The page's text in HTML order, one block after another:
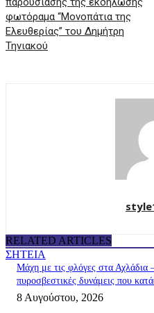
φωτόραμα “Μονοπάτια της
Ελευθερίας” του Δημήτρη
Τηνιακού
RELATED ARTICLES
ΣΗΤΕΙΑ
Μάχη με τις φλόγες στα Αχλάδια
πυροσβεστικές δυνάμεις που
8 Αυγούστου, 2026